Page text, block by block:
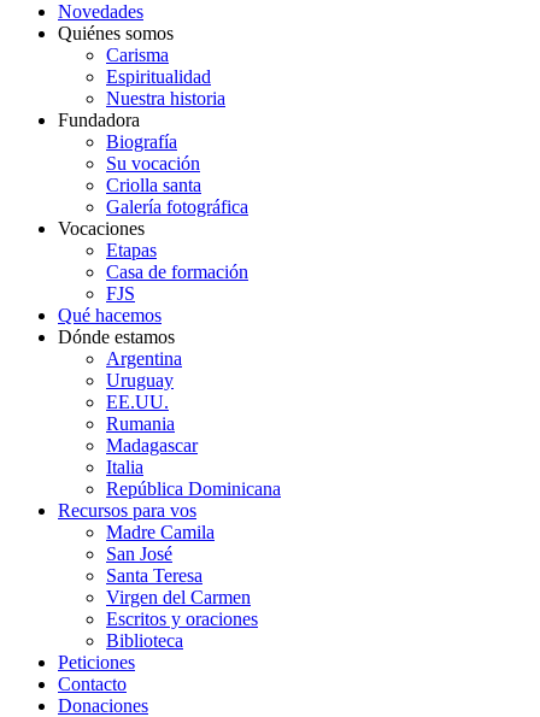
Novedades
Quiénes somos
Carisma
Espiritualidad
Nuestra historia
Fundadora
Biografía
Su vocación
Criolla santa
Galería fotográfica
Vocaciones
Etapas
Casa de formación
FJS
Qué hacemos
Dónde estamos
Argentina
Uruguay
EE.UU.
Rumania
Madagascar
Italia
República Dominicana
Recursos para vos
Madre Camila
San José
Santa Teresa
Virgen del Carmen
Escritos y oraciones
Biblioteca
Peticiones
Contacto
Donaciones